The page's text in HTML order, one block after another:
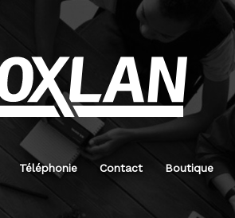
Téléphonie Contact Boutique